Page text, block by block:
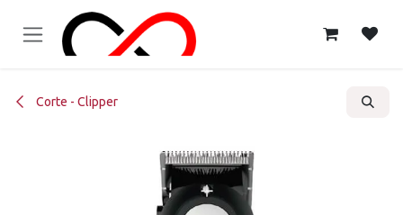
Corte - Clipper